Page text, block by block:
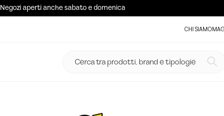
Negozi aperti anche sabato e domenica
CHI SIAMO